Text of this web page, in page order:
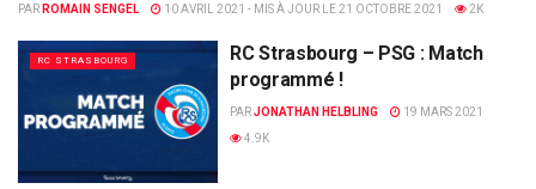
PAR ROMAIN SENGEL 10 AVRIL 2021 - MIS À JOUR LE 21 OCTOBRE 2021 2K
RC STRASBOURG
RC Strasbourg – PSG : Match
programmé !
PARJONATHAN HELBLING
19 MARS 2021
4.9K